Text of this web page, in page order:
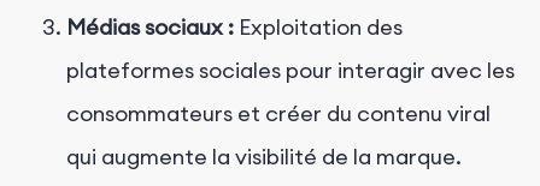
Médias sociaux : Exploitation des
plateformes sociales pour interagir avec les
consommateurs et créer du contenu viral
qui augmente la visibilité de la marque.